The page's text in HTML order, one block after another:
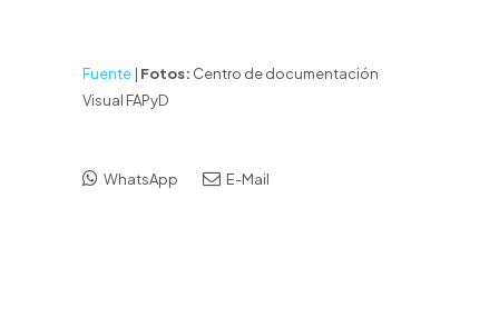
Fuente | Fotos: Centro de documentación
Visual FAPyD
WhatsApp E-Mail